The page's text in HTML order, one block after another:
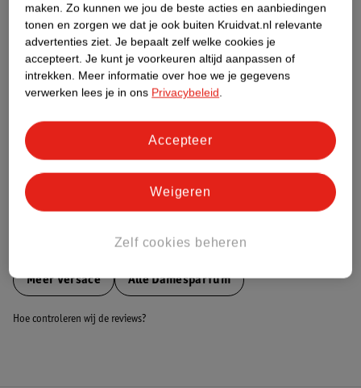
Etiketinformatie
Nature Impact Score
Dit product heeft (nog) geen Nature
Impact Score.
Meer informatie
Bestel & Bezorginformatie
MeerVersace Alle Damesparfum
Hoe controleren wij de reviews?
maken. Zo kunnen we jou de beste acties en aanbiedingen
tonen en zorgen we dat je ook buiten Kruidvat.nl relevante
advertenties ziet. Je bepaalt zelf welke cookies je
accepteert. Je kunt je voorkeuren altijd aanpassen of
intrekken. Meer informatie over hoe we je gegevens
verwerken lees je in ons Privacybeleid.
Zelf cookies beheren
Weigeren
Accepteer